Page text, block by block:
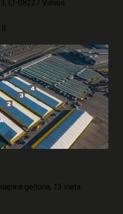
LT-08237 Vilnius
geltona, 13 vieta.